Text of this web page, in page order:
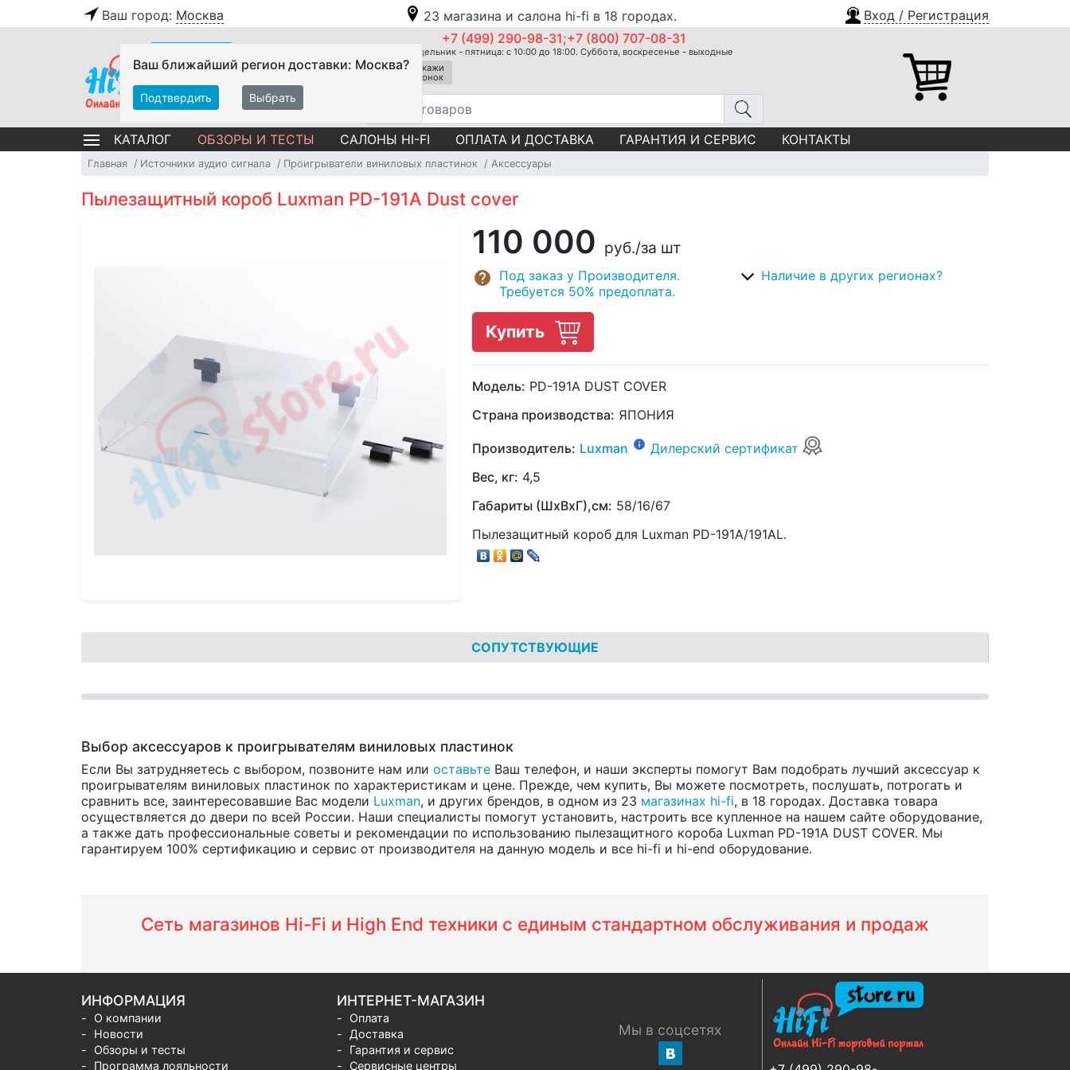
Ваш город: Москва 23 магазина и салона hi-fi в 18 городах. Вход / Регистрация
Ваш ближайший регион доставки: Москва?
Подтвердить Выбрать
+7 (499) 290-98-31;+7 (800) 707-08-31
Понедельник - пятница: с 10:00 до 18:00. Суббота, воскресенье - выходные
Закажи
звонок
КАТАЛОГ ОБЗОРЫ И ТЕСТЫ САЛОНЫ HI-FI ОПЛАТА И ДОСТАВКА ГАРАНТИЯ И СЕРВИС КОНТАКТЫ
Главная Источники аудио сигнала Проигрыватели виниловых пластинок Аксессуары
Пылезащитный короб Luxman PD-191A Dust cover
110 000 руб./за шт
Под заказ у Производителя.
Требуется 50% предоплата.
Наличие в других регионах?
Купить
Модель: PD-191A DUST COVER
Страна производства: ЯПОНИЯ
Производитель: Luxman
Дилерский сертификат
Вес, кг: 4,5
Габариты (ШхВхГ),см: 58/16/67
Пылезащитный короб для Luxman PD-191A/191AL.
СОПУТСТВУЮЩИЕ
Выбор аксессуаров к проигрывателям виниловых пластинок
Если Вы затрудняетесь с выбором, позвоните нам или оставьте Ваш телефон, и наши эксперты помогут Вам подобрать лучший аксессуар к
проигрывателям виниловых пластинок по характеристикам и цене. Прежде, чем купить, Вы можете посмотреть, послушать, потрогать и
сравнить все, заинтересовавшие Вас модели Luxman, и других брендов, в одном из 23 магазинах hi-fi, в 18 городах. Доставка товара
осуществляется до двери по всей России. Наши специалисты помогут установить, настроить все купленное на нашем сайте оборудование,
а также дать профессиональные советы и рекомендации по использованию пылезащитного короба Luxman PD-191A DUST COVER. Мы
гарантируем 100% сертификацию и сервис от производителя на данную модель и все hi-fi и hi-end оборудование.
Сеть магазинов Hi-Fi и High End техники с единым стандартном обслуживания и продаж
ИНФОРМАЦИЯ
О компании
Новости
Обзоры и тесты
Программа лояльности
ИНТЕРНЕТ-МАГАЗИН
Оплата
Доставка
Гарантия и сервис
Сервисные центры
Мы в соцсетях